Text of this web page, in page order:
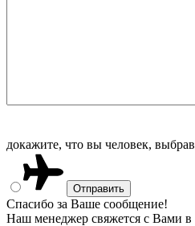
докажите, что вы человек, выбрав
Спасибо за Ваше сообщение!
Наш менеджер свяжется с Вами